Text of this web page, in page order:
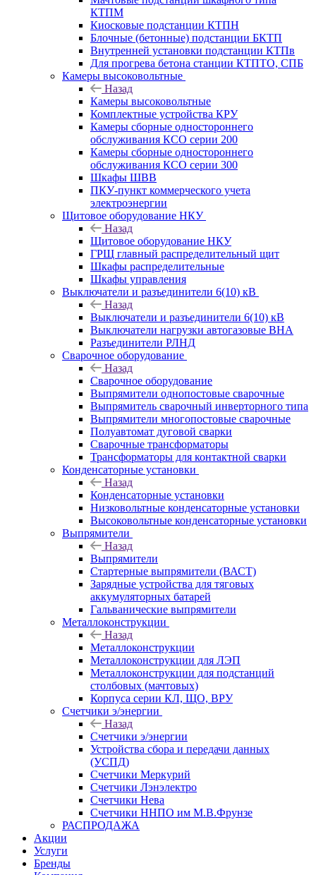
КТПМ
Киосковые подстанции КТПН
Блочные (бетонные) подстанции БКТП
Внутренней установки подстанции КТПв
Для прогрева бетона станции КТПТО, СПБ
Камеры высоковольтные
Назад
Камеры высоковольтные
Комплектные устройства КРУ
Камеры сборные одностороннего
обслуживания КСО серии 200
Камеры сборные одностороннего
обслуживания КСО серии 300
Шкафы ШВВ
ПКУ-пункт коммерческого учета
электроэнергии
Щитовое оборудование НКУ
Назад
Щитовое оборудование НКУ
ГРЩ главный распределительный щит
Шкафы распределительные
Шкафы управления
Выключатели и разъединители 6(10) кВ
Назад
Выключатели и разъединители 6(10) кВ
Выключатели нагрузки автогазовые ВНА
Разъединители РЛНД
Сварочное оборудование
Назад
Сварочное оборудование
Выпрямители однопостовые сварочные
Выпрямитель сварочный инверторного типа
Выпрямители многопостовые сварочные
Полуавтомат дуговой сварки
Сварочные трансформаторы
Трансформаторы для контактной сварки
Конденсаторные установки
Назад
Конденсаторные установки
Низковольтные конденсаторные установки
Высоковольтные конденсаторные установки
Выпрямители
Назад
Выпрямители
Стартерные выпрямители (ВАСТ)
Зарядные устройства для тяговых
аккумуляторных батарей
Гальванические выпрямители
Металлоконструкции
Назад
Металлоконструкции
Металлоконструкции для ЛЭП
Металлоконструкции для подстанций
столбовых (мачтовых)
Корпуса серии КЛ, ЩО, ВРУ
Счетчики э/энергии
Назад
Счетчики э/энергии
Устройства сбора и передачи данных
(УСПД)
Счетчики Меркурий
Счетчики Лэнэлектро
Счетчики Нева
Счетчики ННПО им М.В.Фрунзе
РАСПРОДАЖА
Акции
Услуги
Бренды